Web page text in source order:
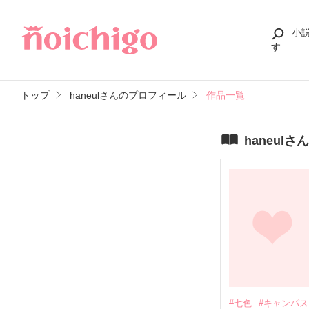
小
す
トップ haneulさんのプロフィール 作品一覧
haneulさ
#七色 #キャンパス